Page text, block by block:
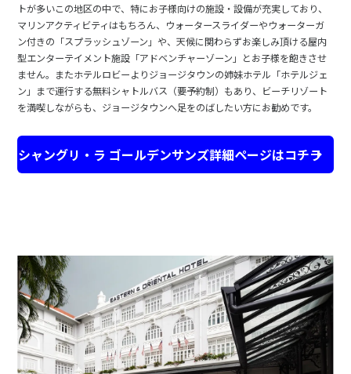
トが多いこの地区の中で、特にお子様向けの施設・設備が充実しており、
マリンアクティビティはもちろん、ウォータースライダーやウォーターガ
ン付きの「スプラッシュゾーン」や、天候に関わらずお楽しみ頂ける屋内
型エンターテイメント施設「アドベンチャーゾーン」とお子様を飽きさせ
ません。またホテルロビーよりジョージタウンの姉妹ホテル「ホテルジェ
ン」まで運行する無料シャトルバス（要予約制）もあり、ビーチリゾート
を満喫しながらも、ジョージタウンへ足をのばしたい方にお勧めです。
シャングリ・ラ ゴールデンサンズ詳細ページはコチラ